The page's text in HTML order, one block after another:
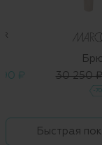
₽
30 250 ₽
-
Быстрая